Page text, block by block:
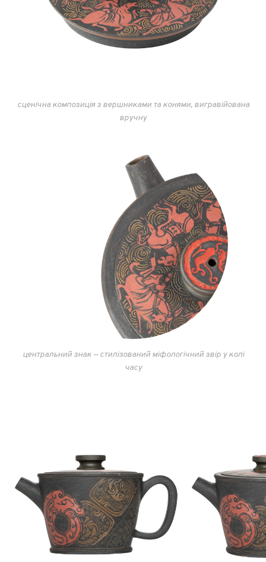
сценічна композиція з вершниками та конями, вигравійована
вручну
центральний знак — стилізований міфологічний звір у колі
часу